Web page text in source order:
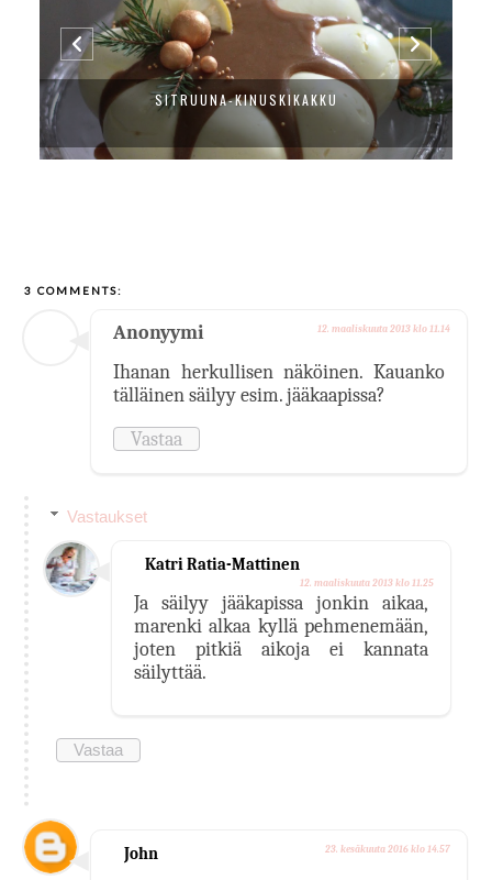
SITRUUNA-KINUSKIKAKKU
3 COMMENTS:
Anonyymi 12. maaliskuuta 2013 klo 11.14
Ihanan herkullisen näköinen. Kauanko
tälläinen säilyy esim. jääkaapissa?
Vastaa
Vastaukset
Katri Ratia-Mattinen
12. maaliskuuta 2013 klo 11.25
Ja säilyy jääkapissa jonkin aikaa,
marenki alkaa kyllä pehmenemään,
joten pitkiä aikoja ei kannata
säilyttää.
Vastaa
John 23. kesäkuuta 2016 klo 14.57